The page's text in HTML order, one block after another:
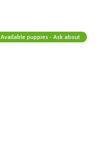
Available puppies - Ask about